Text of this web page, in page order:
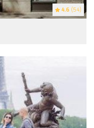
4.6 (54)